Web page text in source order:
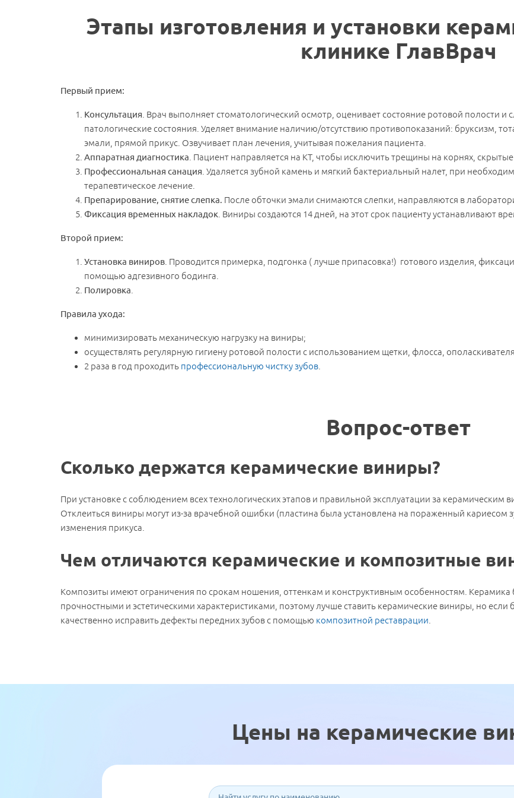
Этапы изготовления и установки
клинике ГлавВрач
Первый прием:
Консультация . Врач выполняет стоматологический осмотр, оценивает состояние ротовой полости и
патологические состояния. Уделяет внимание наличию/отсутствию противопоказаний: бруксизм,
эмали, прямой прикус. Озвучивает план лечения, учитывая пожелания пациента.
Аппаратная диагностика . Пациент направляется на КТ, чтобы исключить трещины на корнях,
Профессиональная санация . Удаляется зубной камень и мягкий бактериальный налет, при
терапевтическое лечение.
Препарирование, снятие слепка. После обточки эмали снимаются слепки, направляются в
Фиксация временных накладок . Виниры создаются 14 дней, на этот срок пациенту устанавливают
Второй прием:
Установка виниров . Проводится примерка, подгонка ( лучше припасовка!) готового изделия,
помощью адгезивного бодинга.
Полировка
Правила ухода:
минимизировать механическую нагрузку на виниры;
осуществлять регулярную гигиену ротовой полости с использованием щетки, флосса,
2 раза в год проходить профессиональную чистку зубов
Вопрос-ответ
Сколько держатся керамические виниры?
При установке с соблюдением всех технологических этапов и правильной эксплуатации за керамическим
Отклеиться виниры могут из-за врачебной ошибки (пластина была установлена на пораженный кариесом
изменения прикуса.
Чем отличаются керамические и композитные
Композиты имеют ограничения по срокам ношения, оттенкам и конструктивным особенностям.
прочностными и эстетическими характеристиками, поэтому лучше ставить керамические виниры, но
качественно исправить дефекты передних зубов с помощью композитной реставрации
Цены на керамические
Я ознакомлен и согласен с«Условиями сбора
и обработки персональных данных».
Я ознакомлен и согласен с
«Условиями сбора
и обработки персональных данных».
Я ознакомлен и согласен с«Условиями сбора и
обработки персональных данных».